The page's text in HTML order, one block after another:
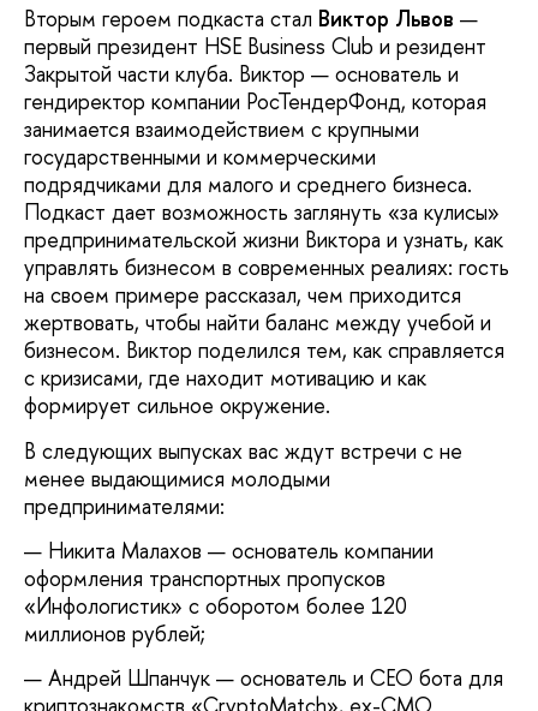
Вторым героем подкаста стал Виктор Львов —
первый президент HSE Business Club и резидент
Закрытой части клуба. Виктор — основатель и
гендиректор компании РосТендерФонд, которая
занимается взаимодействием с крупными
государственными и коммерческими
подрядчиками для малого и среднего бизнеса.
Подкаст дает возможность заглянуть «за кулисы»
предпринимательской жизни Виктора и узнать, как
управлять бизнесом в современных реалиях: гость
на своем примере рассказал, чем приходится
жертвовать, чтобы найти баланс между учебой и
бизнесом. Виктор поделился тем, как справляется
с кризисами, где находит мотивацию и как
формирует сильное окружение.
В следующих выпусках вас ждут встречи с не
менее выдающимися молодыми
предпринимателями:
Никита Малахов — основатель компании
оформления транспортных пропусков
«Инфологистик» с оборотом более 120
миллионов рублей;
Андрей Шпанчук — основатель и СЕО бота для